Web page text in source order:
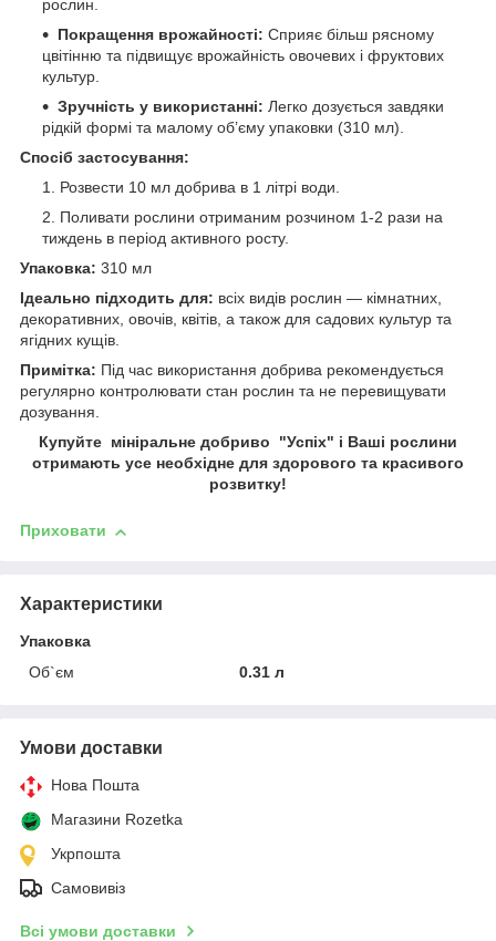
рослин.
Покращення врожайності: Сприяє більш рясному
цвітінню та підвищує врожайність овочевих і фруктових
культур.
Зручність у використанні: Легко дозується завдяки
рідкій формі та малому об’єму упаковки (310 мл).
Спосіб застосування:
Розвести 10 мл добрива в 1 літрі води.
Поливати рослини отриманим розчином 1-2 рази на
тиждень в період активного росту.
Упаковка: 310 мл
Ідеально підходить для: всіх видів рослин — кімнатних,
декоративних, овочів, квітів, а також для садових культур та
ягідних кущів.
Примітка: Під час використання добрива рекомендується
регулярно контролювати стан рослин та не перевищувати
дозування.
Купуйте мініральне добриво
"Успіх" і Ваші рослини
отримають усе необхідне для здорового та красивого
розвитку!
Приховати
Характеристики
Упаковка
Об`єм
0.31 л
Умови доставки
Нова Пошта
Магазини Rozetka
Укрпошта
Самовивіз
Всі умови доставки